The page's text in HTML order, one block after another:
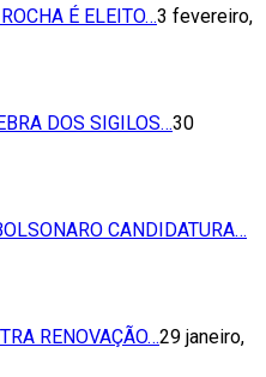
É ELEITO…3 fevereiro,
DOS SIGILOS…30
CANDIDATURA…
RENOVAÇÃO…29 janeiro,